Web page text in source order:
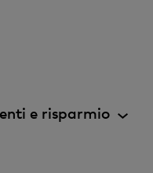
e risparmio